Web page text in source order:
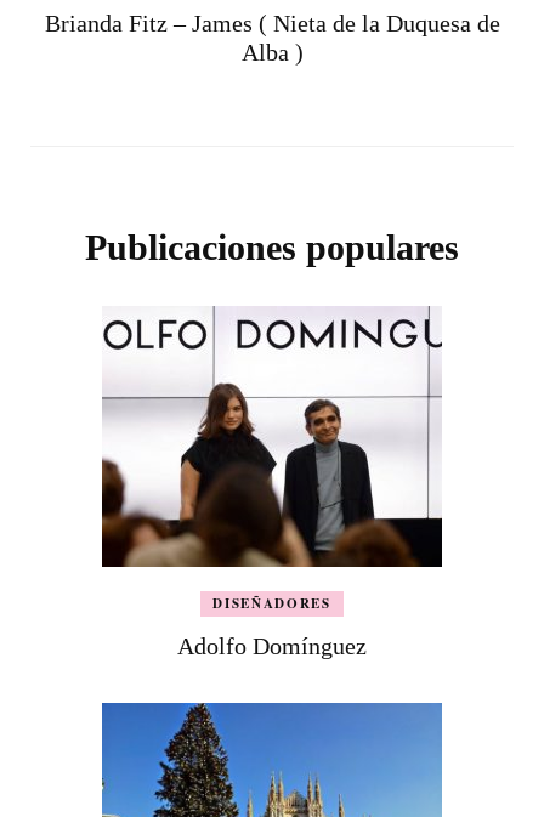
Brianda Fitz – James ( Nieta de la Duquesa de
Alba )
Publicaciones populares
DISEÑADORES
Adolfo Domínguez